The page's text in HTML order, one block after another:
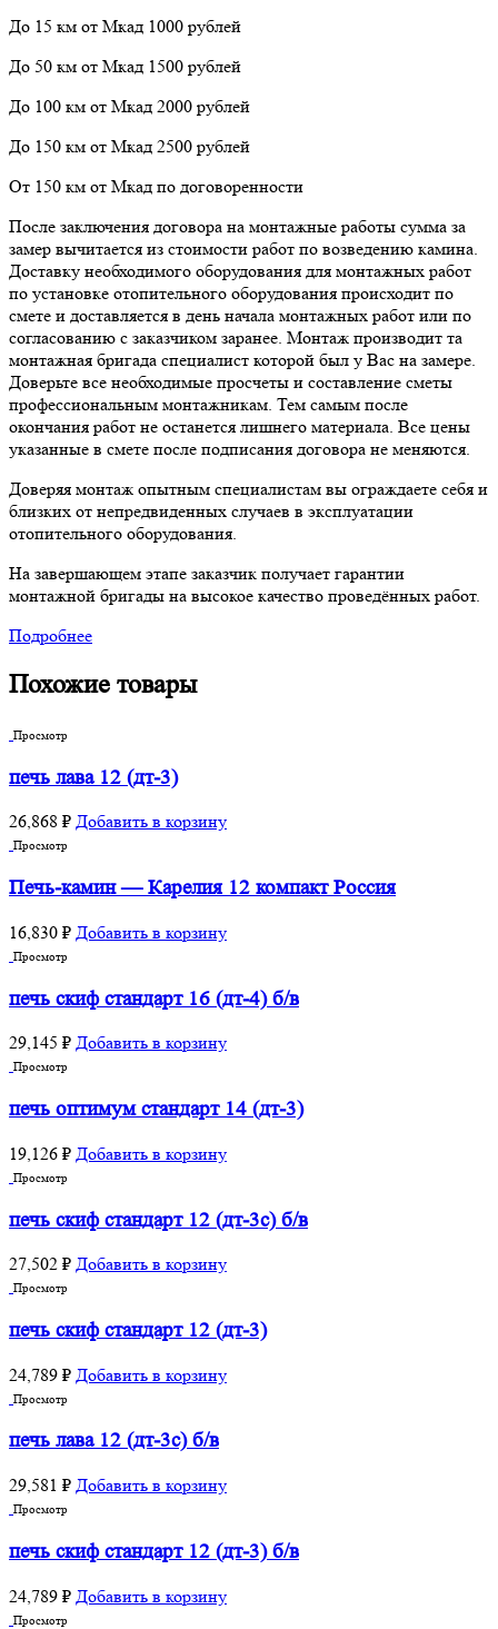
До 15 км от Мкад 1000 рублей
До 50 км от Мкад 1500 рублей
До 100 км от Мкад 2000 рублей
До 150 км от Мкад 2500 рублей
От 150 км от Мкад по договоренности
После заключения договора на монтажные работы сумма за
замер вычитается из стоимости работ по возведению камина.
Доставку необходимого оборудования для монтажных работ
по установке отопительного оборудования происходит по
смете и доставляется в день начала монтажных работ или по
согласованию с заказчиком заранее. Монтаж производит та
монтажная бригада специалист которой был у Вас на замере.
Доверьте все необходимые просчеты и составление сметы
профессиональным монтажникам. Тем самым после
окончания работ не останется лишнего материала. Все цены
указанные в смете после подписания договора не меняются.
Доверяя монтаж опытным специалистам вы ограждаете себя и
близких от непредвиденных случаев в эксплуатации
отопительного оборудования.
На завершающем этапе заказчик получает гарантии
монтажной бригады на высокое качество проведённых работ.
Подробнее
Похожие товары
Просмотр
печь лава 12 (дт-3)
26,868 ₽ Добавить в корзину
Просмотр
Печь-камин — Карелия 12 компакт Россия
16,830 ₽ Добавить в корзину
Просмотр
печь скиф стандарт 16 (дт-4) б/в
29,145 ₽ Добавить в корзину
Просмотр
печь оптимум стандарт 14 (дт-3)
19,126 ₽ Добавить в корзину
Просмотр
печь скиф стандарт 12 (дт-3с) б/в
27,502 ₽ Добавить в корзину
Просмотр
печь скиф стандарт 12 (дт-3)
24,789 ₽ Добавить в корзину
Просмотр
печь лава 12 (дт-3с) б/в
29,581 ₽ Добавить в корзину
Просмотр
печь скиф стандарт 12 (дт-3) б/в
24,789 ₽ Добавить в корзину
Просмотр